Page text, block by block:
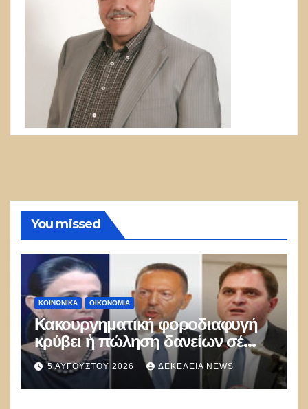
You missed
ΚΟΙΝΩΝΙΚΑ ΟΙΚΟΝΟΜΙΑ
Κακουργηματική φοροδιαφυγή
κρύβει ἡ πώληση δανείων σέ
funds
5 ΑΥΓΟΎΣΤΟΥ 2026 ΔΕΚΈΛΕΙΑ NEWS